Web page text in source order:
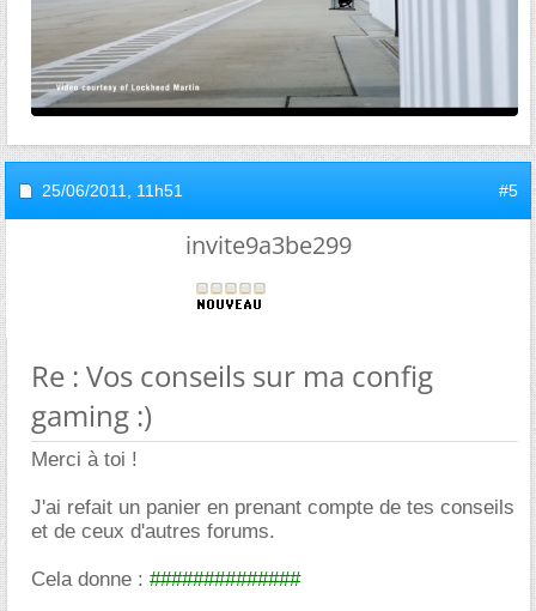
25/06/2011, 11h51 #5
invite9a3be299
Re : Vos conseils sur ma config
gaming :)
Merci à toi !
J'ai refait un panier en prenant compte de tes conseils
et de ceux d'autres forums.
Cela donne : ##############